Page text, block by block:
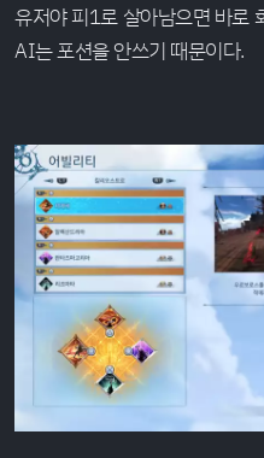
유저야 피1로 살아남으면 바로
AI는 포션을 안쓰기 때문이다.